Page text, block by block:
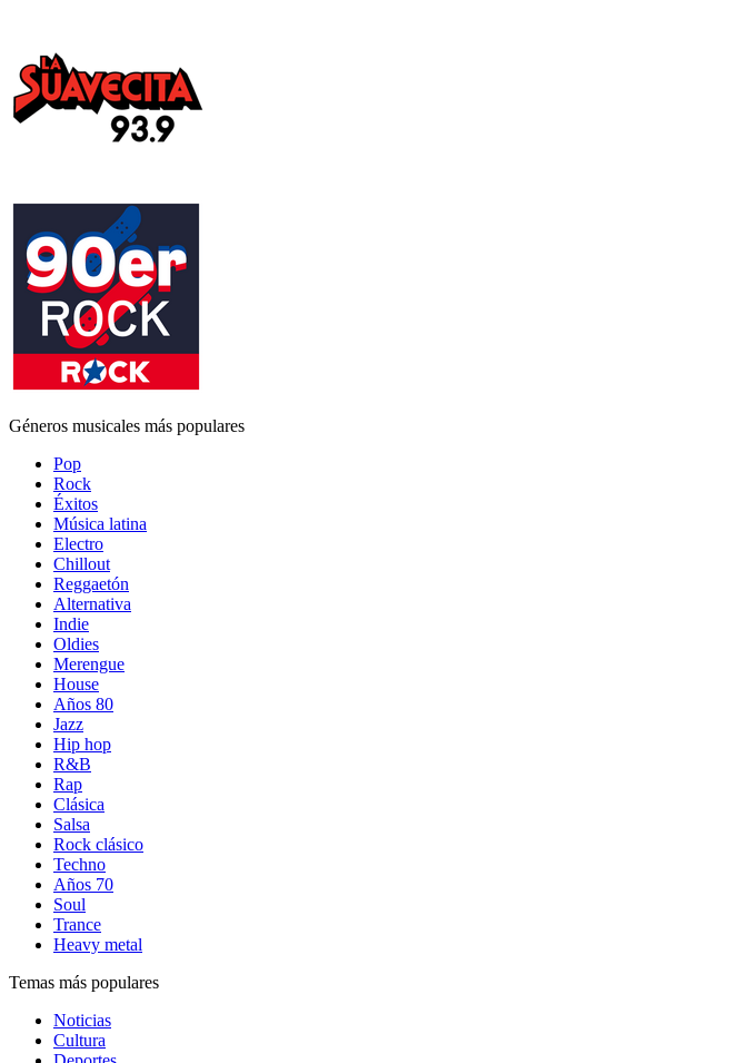
Géneros musicales más populares
Pop
Rock
Éxitos
Música latina
Electro
Chillout
Reggaetón
Alternativa
Indie
Oldies
Merengue
House
Años 80
Jazz
Hip hop
R&B
Rap
Clásica
Salsa
Rock clásico
Techno
Años 70
Soul
Trance
Heavy metal
Temas más populares
Noticias
Cultura